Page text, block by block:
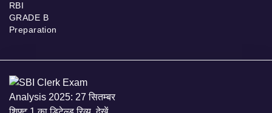
RBI
GRADE B
Preparation